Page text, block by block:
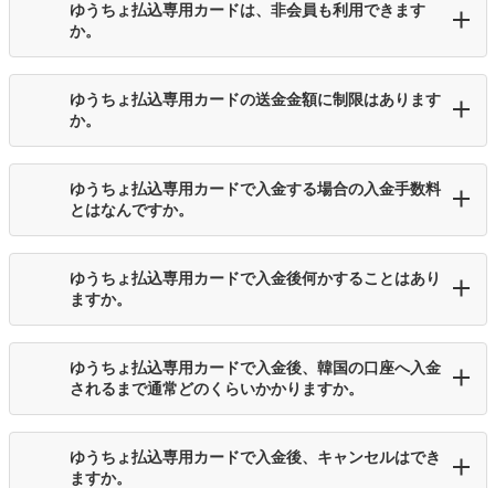
ゆうちょ払込専用カードは、非会員も利用できます
か。
ゆうちょ払込専用カードの送金金額に制限はあります
か。
ゆうちょ払込専用カードで入金する場合の入金手数料
とはなんですか。
ゆうちょ払込専用カードで入金後何かすることはあり
ますか。
ゆうちょ払込専用カードで入金後、韓国の口座へ入金
されるまで通常どのくらいかかりますか。
ゆうちょ払込専用カードで入金後、キャンセルはでき
ますか。